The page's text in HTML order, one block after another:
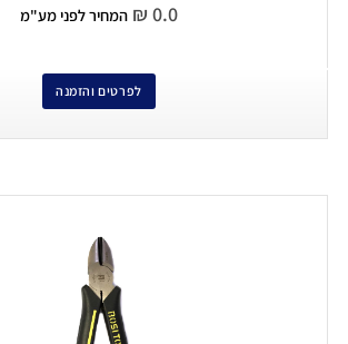
₪ 0.0 המחיר לפני מע"מ
לפרטים והזמנה